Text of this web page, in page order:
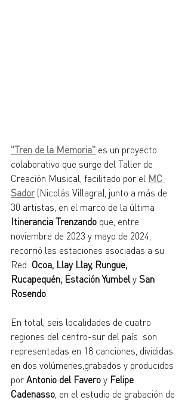
"Tren de la Memoria" es un proyecto
colaborativo que surge del Taller de
Creación Musical, facilitado por el MC
Sador (Nicolás Villagra), junto a más de
30 artistas, en el marco de la última
Itinerancia Trenzando que, entre
noviembre de 2023 y mayo de 2024,
recorrió las estaciones asociadas a su
Red: Ocoa, Llay Llay, Rungue,
Rucapequén, Estación Yumbel y San
Rosendo.
En total, seis localidades de cuatro
regiones del centro-sur del país  son
representadas en 18 canciones, divididas
en dos volúmenes,grabados y producidos
por Antonio del Favero y Felipe
Cadenasso, en el estudio de grabación de